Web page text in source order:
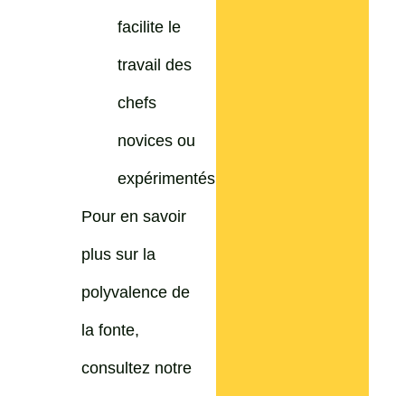
facilite le
travail des
chefs
novices ou
expérimentés.
Pour en savoir
plus sur la
polyvalence de
la fonte,
consultez notre